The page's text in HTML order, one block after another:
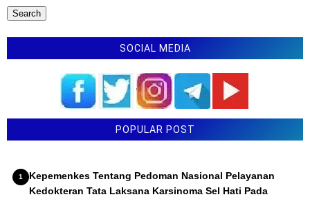
SOCIAL MEDIA
POPULAR POST
Kepemenkes Tentang Pedoman Nasional Pelayanan
Kedokteran Tata Laksana Karsinoma Sel Hati Pada